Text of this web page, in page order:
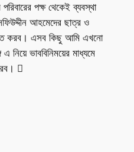
পক্ষ থেকেই ব্যবস্থা
আহমেদের ছাত্র ও
করব। এসব কিছু আমি এখনো
নিয়ে ভাববিনিময়ের মাধ্যমে
